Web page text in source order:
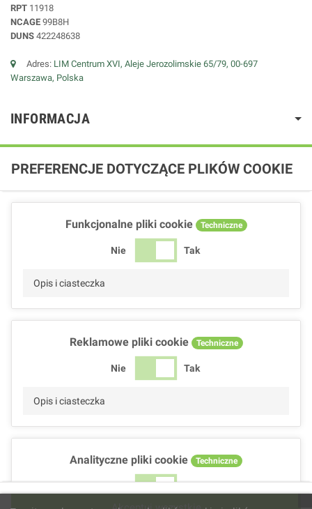
RPT 11918
NCAGE 99B8H
DUNS 422248638
Adres: LIM Centrum XVI, Aleje Jerozolimskie 65/79, 00-697
Warszawa, Polska
INFORMACJA
PREFERENCJE DOTYCZĄCE PLIKÓW COOKIE
Funkcjonalne pliki cookie Techniczne
Nie Tak
Opis i ciasteczka
Reklamowe pliki cookie Techniczne
Nie Tak
Opis i ciasteczka
Analityczne pliki cookie Techniczne
Nie Tak